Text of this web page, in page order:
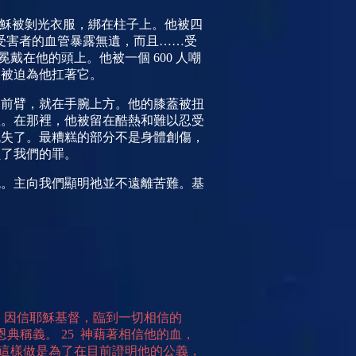
被剝光衣服，綁在柱子上。他被四
害者的血管暴露無遺，而且……受
戴在他的頭上。他被一個 600 人嘲
迫為他扛著它。
臂，就在手腕上方。他的膝蓋被扭
在那裡，他被留在酷熱和難以忍受
了。最糟糕的部分不是身體創傷，
我們的罪。
主向我們顯明祂並不遠離苦難。基
信耶穌基督，臨到一切相信的
典稱義。 25 神藉著相信他的血，
樣做是為了在目前證明他的公義，